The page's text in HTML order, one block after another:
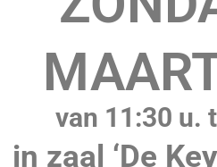
van 11:30 u.
in zaal ‘De